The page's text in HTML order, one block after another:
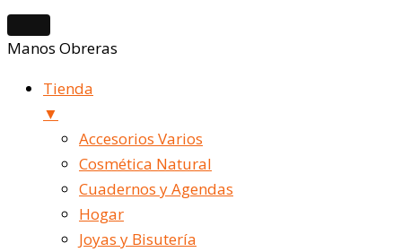
Manos Obreras
Tienda
▼
Accesorios Varios
Cosmética Natural
Cuadernos y Agendas
Hogar
Joyas y Bisutería